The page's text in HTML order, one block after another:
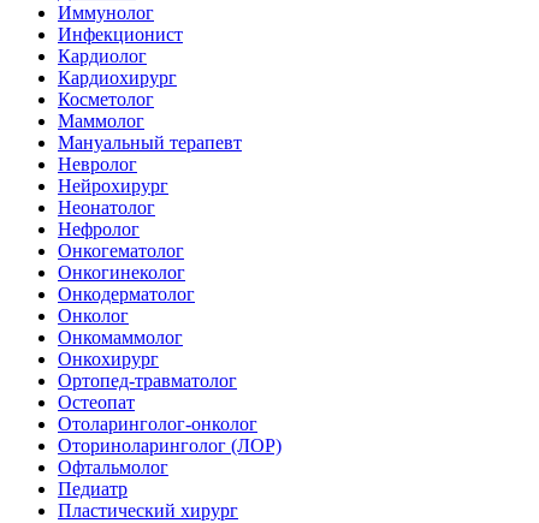
Иммунолог
Инфекционист
Кардиолог
Кардиохирург
Косметолог
Маммолог
Мануальный терапевт
Невролог
Нейрохирург
Неонатолог
Нефролог
Онкогематолог
Онкогинеколог
Онкодерматолог
Онколог
Онкомаммолог
Онкохирург
Ортопед-травматолог
Остеопат
Отоларинголог-онколог
Оториноларинголог (ЛОР)
Офтальмолог
Педиатр
Пластический хирург